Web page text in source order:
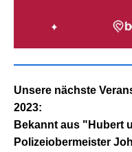
Unsere nächste
2023:
Bekannt aus "Hubert
Polizeiobermeister